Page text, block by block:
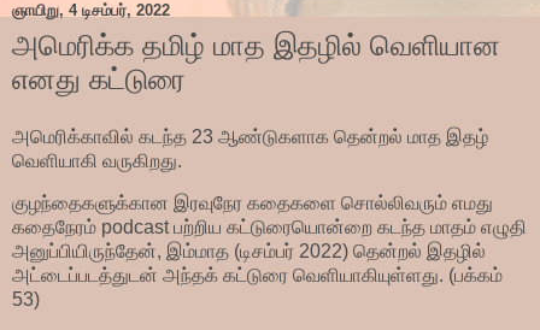
ஞாயிறு, 4 டிசம்பர், 2022
அமெரிக்க தமிழ் மாத இதழில் வெளியான
எனது கட்டுரை
அமெரிக்காவில் கடந்த 23 ஆண்டுகளாக தென்றல் மாத இதழ்
வெளியாகி வருகிறது.
குழந்தைகளுக்கான இரவுநேர கதைகளை சொல்லிவரும் எமது
கதைநேரம் podcast பற்றிய கட்டுரையொன்றை கடந்த மாதம் எழுதி
அனுப்பியிருந்தேன், இம்மாத (டிசம்பர் 2022) தென்றல் இதழில்
அட்டைப்படத்துடன் அந்தக் கட்டுரை வெளியாகியுள்ளது. (பக்கம்
53)